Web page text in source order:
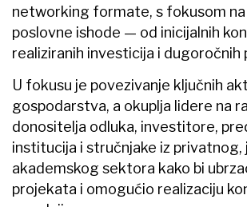
networking formate, s fokusom
poslovne ishode — od inicijalnih
realiziranih investicija i dugoročnih
U fokusu je povezivanje ključnih
gospodarstva, a okuplja lidere na
donositelja odluka, investitore,
institucija i stručnjake iz privatnog,
akademskog sektora kako bi
projekata i omogućio realizaciju